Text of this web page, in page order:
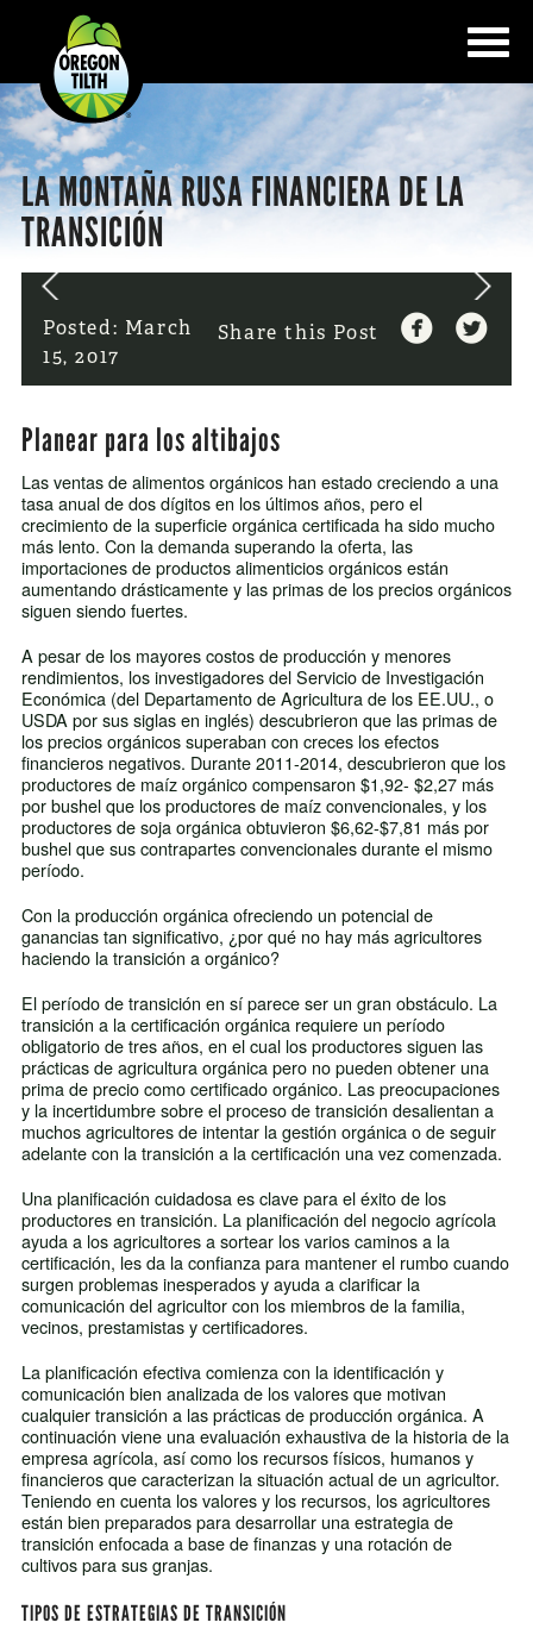
LA MONTAÑA RUSA FINANCIERA DE LA
TRANSICIÓN
Share this Post  
Posted: March
15, 2017
Planear para los altibajos
Las ventas de alimentos orgánicos han estado creciendo a una
tasa anual de dos dígitos en los últimos años, pero el
crecimiento de la superficie orgánica certificada ha sido mucho
más lento. Con la demanda superando la oferta, las
importaciones de productos alimenticios orgánicos están
aumentando drásticamente y las primas de los precios orgánicos
siguen siendo fuertes.
A pesar de los mayores costos de producción y menores
rendimientos, los investigadores del Servicio de Investigación
Económica (del Departamento de Agricultura de los EE.UU., o
USDA por sus siglas en inglés) descubrieron que las primas de
los precios orgánicos superaban con creces los efectos
financieros negativos. Durante 2011-2014, descubrieron que los
productores de maíz orgánico compensaron $1,92- $2,27 más
por bushel que los productores de maíz convencionales, y los
productores de soja orgánica obtuvieron $6,62-$7,81 más por
bushel que sus contrapartes convencionales durante el mismo
período.
Con la producción orgánica ofreciendo un potencial de
ganancias tan significativo, ¿por qué no hay más agricultores
haciendo la transición a orgánico?
El período de transición en sí parece ser un gran obstáculo. La
transición a la certificación orgánica requiere un período
obligatorio de tres años, en el cual los productores siguen las
prácticas de agricultura orgánica pero no pueden obtener una
prima de precio como certificado orgánico. Las preocupaciones
y la incertidumbre sobre el proceso de transición desalientan a
muchos agricultores de intentar la gestión orgánica o de seguir
adelante con la transición a la certificación una vez comenzada.
Una planificación cuidadosa es clave para el éxito de los
productores en transición. La planificación del negocio agrícola
ayuda a los agricultores a sortear los varios caminos a la
certificación, les da la confianza para mantener el rumbo cuando
surgen problemas inesperados y ayuda a clarificar la
comunicación del agricultor con los miembros de la familia,
vecinos, prestamistas y certificadores.
La planificación efectiva comienza con la identificación y
comunicación bien analizada de los valores que motivan
cualquier transición a las prácticas de producción orgánica. A
continuación viene una evaluación exhaustiva de la historia de la
empresa agrícola, así como los recursos físicos, humanos y
financieros que caracterizan la situación actual de un agricultor.
Teniendo en cuenta los valores y los recursos, los agricultores
están bien preparados para desarrollar una estrategia de
transición enfocada a base de finanzas y una rotación de
cultivos para sus granjas.
TIPOS DE ESTRATEGIAS DE TRANSICIÓN